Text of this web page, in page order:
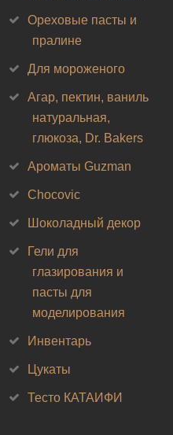
Ореховые пасты и
пралине
Для мороженого
Агар, пектин, ваниль
натуральная,
глюкоза, Dr. Bakers
Ароматы Guzman
Chocovic
Шоколадный декор
Гели для
глазирования и
пасты для
моделирования
Инвентарь
Цукаты
Тесто КАТАИФИ